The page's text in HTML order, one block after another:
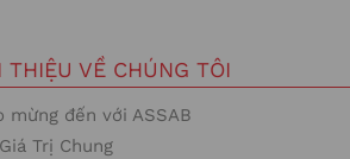
THIỆU VỀ CHÚNG TÔI
mừng đến với ASSAB
Trị Chung